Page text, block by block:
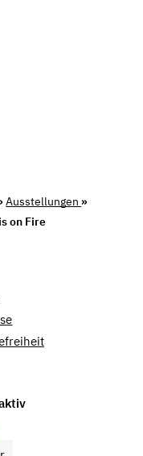
Ausstellungen »
on Fire